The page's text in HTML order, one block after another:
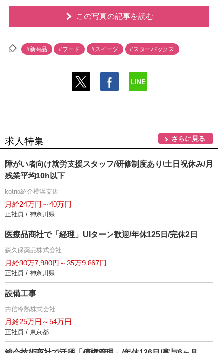
この写真の記事を読む
#新商品 #フード #スイーツ #スターバックス
求人特集 さらに見る
障がい者向け就労支援スタッフ/研修制度あり/土日祝休み/月
残業平均10h以下
kotrio紹介横浜支店
月給24万円～40万円
正社員 / 神奈川県
医療品商社で「経理」UIターン歓迎/年休125日/完休2日
森久保薬品株式会社
月給30万7,980円～35万9,867円
正社員 / 神奈川県
設備工事
共信冷熱株式会社
月給25万円～54万円
正社員 / 東京都